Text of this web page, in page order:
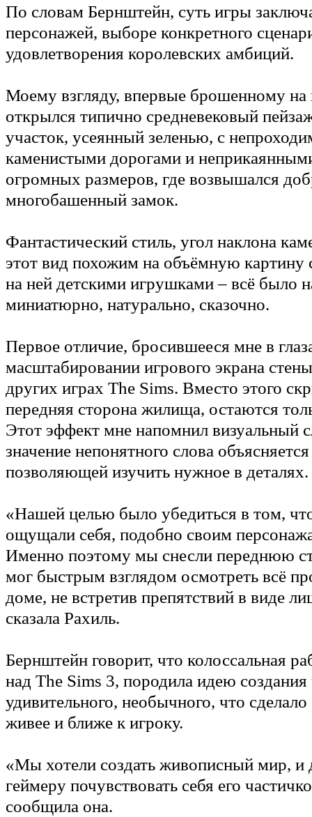
По словам Бернштейн, суть игры
персонажей, выборе конкретного
удовлетворения королевских амбиций.
Моему взгляду, впервые брошенному на
открылся типично средневековый
участок, усеянный зеленью, с
каменистыми дорогами и
огромных размеров, где возвышался
многобашенный замок.
Фантастический стиль, угол наклона
этот вид похожим на объёмную
на ней детскими игрушками – всё было
миниатюрно, натурально, сказочно.
Первое отличие, бросившееся мне в
масштабировании игрового экрана
других играх The Sims. Вместо этого
передняя сторона жилища, остаются
Этот эффект мне напомнил визуальный
значение непонятного слова
позволяющей изучить нужное в деталях.
«Нашей целью было убедиться в том,
ощущали себя, подобно своим
Именно поэтому мы снесли переднюю
мог быстрым взглядом осмотреть всё
доме, не встретив препятствий в виде
сказала Рахиль.
Бернштейн говорит, что колоссальная
над The Sims 3, породила идею создания
удивительного, необычного, что
живее и ближе к игроку.
«Мы хотели создать живописный мир, и
геймеру почувствовать себя его
сообщила она.